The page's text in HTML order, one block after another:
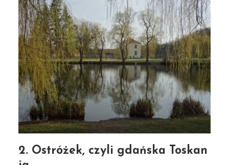
2. Ostróżek, czyli gdańska Toskan